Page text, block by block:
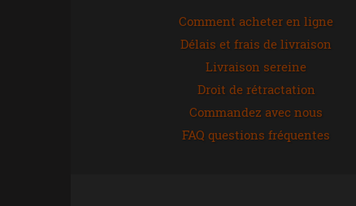
Comment acheter en ligne
Délais et frais de livraison
Livraison sereine
Droit de rétractation
Commandez avec nous
FAQ questions fréquentes